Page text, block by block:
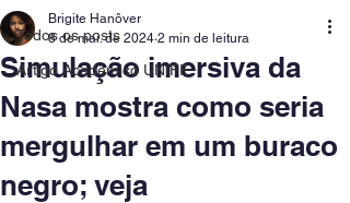
Todos os posts
Artigo Acadêmico UNIFF
Simulação imersiva da
Nasa mostra como seria
mergulhar em um buraco
negro; veja
Brigite Hanôver
8 de mai. de 2024 2 min de leitura